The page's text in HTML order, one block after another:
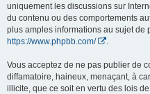
uniquement les discussions sur
du contenu ou des comportements
plus amples informations au sujet de
https://www.phpbb.com/
Vous acceptez de ne pas publier de
diffamatoire, haineux, menaçant, à
illicite, que ce soit en vertu des lois